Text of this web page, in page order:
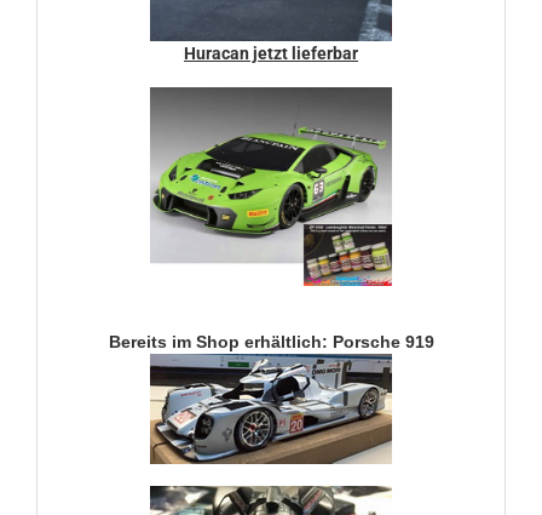
Huracan jetzt lieferbar
Bereits im Shop erhältlich: Porsche 919